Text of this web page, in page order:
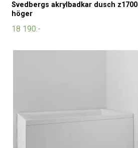
Svedbergs akrylbadkar dusch z1700
höger
18 190:-